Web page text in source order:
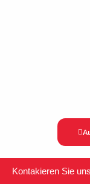
Kontakieren Sie